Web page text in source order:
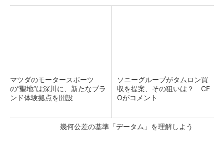
マツダのモータースポーツ
の“聖地”は深川に、新たなブラ
ンド体験拠点を開設
ソニーグループがタムロン買
収を提案、その狙いは？ CF
Oがコメント
幾何公差の基準「データム」を理解しよう